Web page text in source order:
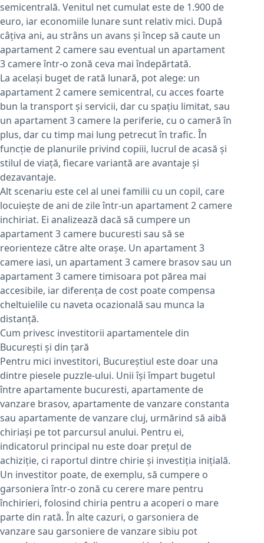
semicentrală. Venitul net cumulat este de 1.900 de
euro, iar economiile lunare sunt relativ mici. După
câțiva ani, au strâns un avans și încep să caute un
apartament 2 camere sau eventual un apartament
3 camere într-o zonă ceva mai îndepărtată.
La același buget de rată lunară, pot alege: un
apartament 2 camere semicentral, cu acces foarte
bun la transport și servicii, dar cu spațiu limitat, sau
un apartament 3 camere la periferie, cu o cameră în
plus, dar cu timp mai lung petrecut în trafic. În
funcție de planurile privind copiii, lucrul de acasă și
stilul de viață, fiecare variantă are avantaje și
dezavantaje.
Alt scenariu este cel al unei familii cu un copil, care
locuiește de ani de zile într-un apartament 2 camere
inchiriat. Ei analizează dacă să cumpere un
apartament 3 camere bucuresti sau să se
reorienteze către alte orașe. Un apartament 3
camere iasi, un apartament 3 camere brasov sau un
apartament 3 camere timisoara pot părea mai
accesibile, iar diferența de cost poate compensa
cheltuielile cu naveta ocazională sau munca la
distanță.
Cum privesc investitorii apartamentele din
București și din țară
Pentru mici investitori, Bucureștiul este doar una
dintre piesele puzzle-ului. Unii își împart bugetul
între apartamente bucuresti, apartamente de
vanzare brasov, apartamente de vanzare constanta
sau apartamente de vanzare cluj, urmărind să aibă
chiriași pe tot parcursul anului. Pentru ei,
indicatorul principal nu este doar prețul de
achiziție, ci raportul dintre chirie și investiția inițială.
Un investitor poate, de exemplu, să cumpere o
garsoniera într-o zonă cu cerere mare pentru
închirieri, folosind chiria pentru a acoperi o mare
parte din rată. În alte cazuri, o garsoniera de
vanzare sau garsoniere de vanzare sibiu pot